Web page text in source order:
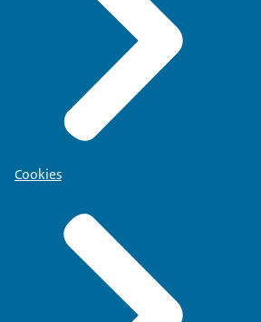
Cookies